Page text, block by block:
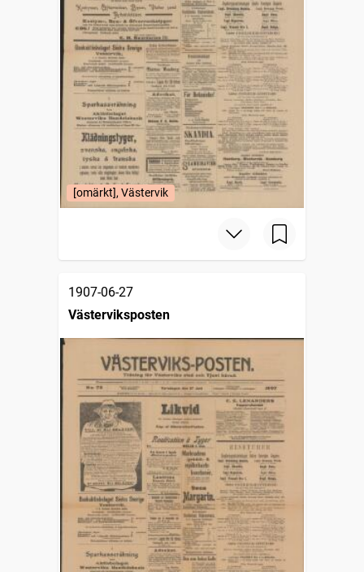
[omärkt], Västervik
1907-06-27
Västerviksposten